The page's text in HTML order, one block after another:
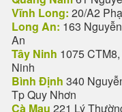
Vĩnh Long: 20/A2
Long An: 163
An
Tây Ninh 1075
Ninh
Bình Định 340
Tp Quy Nhơn
Cà Mau 221 Lý